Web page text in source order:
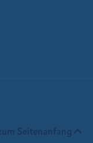
Seitenanfang